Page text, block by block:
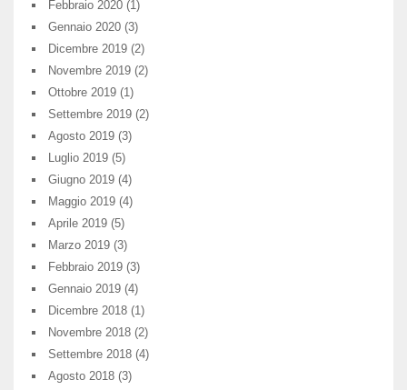
Febbraio 2020 (1)
Gennaio 2020 (3)
Dicembre 2019 (2)
Novembre 2019 (2)
Ottobre 2019 (1)
Settembre 2019 (2)
Agosto 2019 (3)
Luglio 2019 (5)
Giugno 2019 (4)
Maggio 2019 (4)
Aprile 2019 (5)
Marzo 2019 (3)
Febbraio 2019 (3)
Gennaio 2019 (4)
Dicembre 2018 (1)
Novembre 2018 (2)
Settembre 2018 (4)
Agosto 2018 (3)